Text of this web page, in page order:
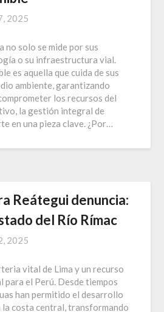
2025
no solo se mide por sus
o su infraestructura vial.
es aquella que cuida de sus
ambiente, garantizando
los recursos del
la gestión integral de
en una pieza clave. ¿Por…
Reátegui denuncia:
del Río Rímac
2025
vital de Lima y un recurso
para el Perú. Desde tiempos
han permitido el desarrollo
costa central, transformando